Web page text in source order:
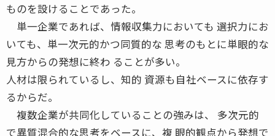
ものを設けることであった。
単一企業であれば、情報収集力においても 選択力にお
いても、単一次元的かつ同質的な 思考のもとに単眼的な
見方からの発想に終わ ることが多い。
人材は限られているし、知的 資源も自社ベースに依存す
るからだ。
複数企業が共同化していることの強みは、 多次元的
で異質混合的な思考をベースに、複 眼的観点から発想で